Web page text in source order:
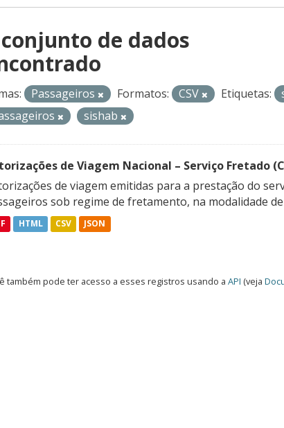
de dados
Passageiros Formatos: CSV Etiquetas:
sishab
de Viagem Nacional – Serviço Fretado
de viagem emitidas para a prestação do
sob regime de fretamento, na modalidade
HTML CSV JSON
também pode ter acesso a esses registros usando a API (veja